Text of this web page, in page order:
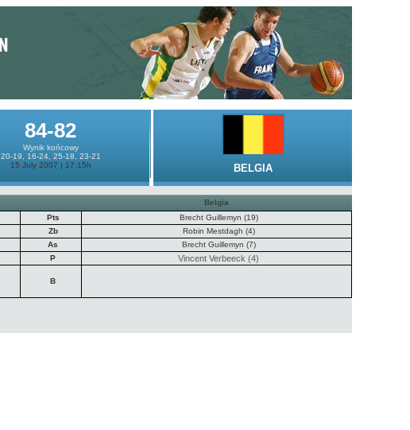
84-82
Wynik końcowy
20-19, 16-24, 25-18, 23-21
15 July 2007 | 17:15h
BELGIA
Belgia
Pts Brecht Guillemyn (19)
Zb Robin Mestdagh (4)
As Brecht Guillemyn (7)
P
Vincent Verbeeck (4)
B